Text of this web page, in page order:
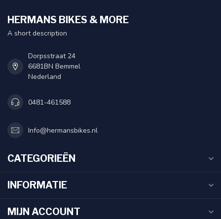
HERMANS BIKES & MORE
A short description
Dorpsstraat 24
6681BN Bemmel
Nederland
0481-461588
Info@hermansbikes.nl
CATEGORIEËN
INFORMATIE
MIJN ACCOUNT